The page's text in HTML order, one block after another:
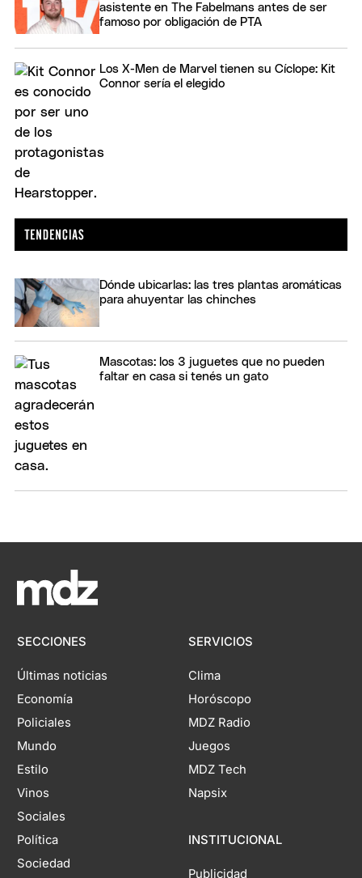
asistente en The Fabelmans antes de ser
famoso por obligación de PTA
Los X-Men de Marvel tienen su Cíclope: Kit
Connor sería el elegido
Dónde ubicarlas: las tres plantas aromáticas
para ahuyentar las chinches
Mascotas: los 3 juguetes que no pueden
faltar en casa si tenés un gato
SECCIONES
Últimas noticias
Economía
Policiales
Mundo
Estilo
Vinos
Sociales
Política
Sociedad
SERVICIOS
Clima
Horóscopo
MDZ Radio
Juegos
MDZ Tech
Napsix
INSTITUCIONAL
Publicidad